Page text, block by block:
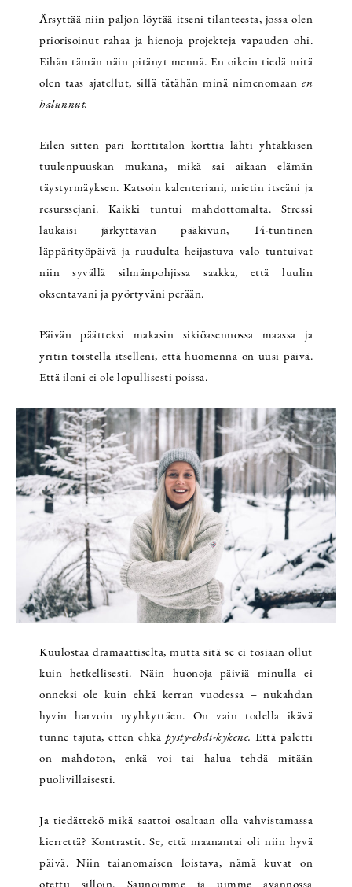
Ärsyttää niin paljon löytää itseni tilanteesta, jossa olen
priorisoinut rahaa ja hienoja projekteja vapauden ohi.
Eihän tämän näin pitänyt mennä. En oikein tiedä mitä
olen taas ajatellut, sillä tätähän minä nimenomaan en
halunnut.
Eilen sitten pari korttitalon korttia lähti yhtäkkisen
tuulenpuuskan mukana, mikä sai aikaan elämän
täystyrmäyksen. Katsoin kalenteriani, mietin itseäni ja
resurssejani. Kaikki tuntui mahdottomalta. Stressi
laukaisi järkyttävän pääkivun, 14-tuntinen
läppärityöpäivä ja ruudulta heijastuva valo tuntuivat
niin syvällä silmänpohjissa saakka, että luulin
oksentavani ja pyörtyväni perään.
Päivän päätteksi makasin sikiöasennossa maassa ja
yritin toistella itselleni, että huomenna on uusi päivä.
Että iloni ei ole lopullisesti poissa.
Kuulostaa dramaattiselta, mutta sitä se ei tosiaan ollut
kuin hetkellisesti. Näin huonoja päiviä minulla ei
onneksi ole kuin ehkä kerran vuodessa – nukahdan
hyvin harvoin nyyhkyttäen. On vain todella ikävä
tunne tajuta, etten ehkä pysty-ehdi-kykene. Että paletti
on mahdoton, enkä voi tai halua tehdä mitään
puolivillaisesti.
Ja tiedättekö mikä saattoi osaltaan olla vahvistamassa
kierrettä? Kontrastit. Se, että maanantai oli niin hyvä
päivä. Niin taianomaisen loistava, nämä kuvat on